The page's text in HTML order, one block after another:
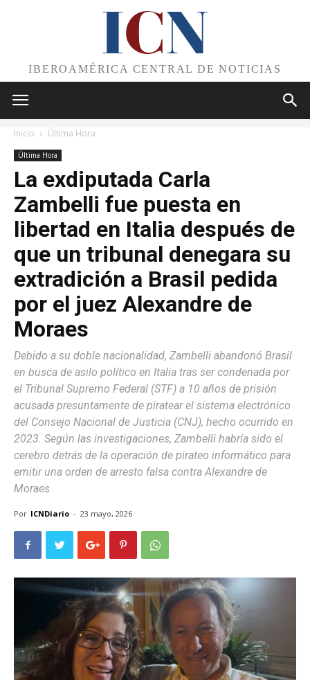
ICN
IBEROAMÉRICA CENTRAL DE NOTICIAS
Inicio Última Hora
Última Hora
La exdiputada Carla
Zambelli fue puesta en
libertad en Italia después de
que un tribunal denegara su
extradición a Brasil pedida
por el juez Alexandre de
Moraes
Debido a su doble nacionalidad, Zambelli abandonó Brasil
en busca de asilo político en Italia tras ser condenada por
el Tribunal Supremo Federal (STF) a 10 años de prisión
acusada presuntamente de piratear el sistema electrónico
del Consejo Nacional de Justicia (CNJ), hecho ocurrido en
2023. Según las investigaciones, Zambelli habría sido el
cerebro detrás de la operación de pirateo informático para
emitir una orden de arresto falsa contra Alexandre de
Moraes
Por ICNDiario - 23 mayo, 2026